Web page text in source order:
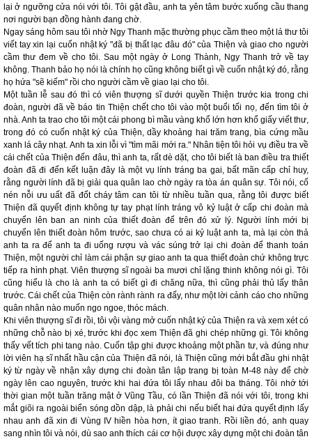
lại ở ngưỡng cửa nói với tôi. Tôi gật đầu, anh ta yên tâm bước xuống cầu thang
nơi người bạn đồng hành đang chờ.
Ngay sáng hôm sau tôi nhờ Ngy Thanh mặc thường phục cầm theo một lá thư tôi
viết tay xin lại cuốn nhật ký "đã bị thất lạc đâu đó" của Thiện và giao cho người
cầm thư đem về cho tôi. Sau một ngày ở Long Thành, Ngy Thanh trở về tay
không. Thanh bảo họ nói là chính họ cũng không biết gì về cuốn nhật ký đó, rằng
họ hứa "sẽ kiếm" rồi cho người cầm về giao lại cho tôi.
Một tuần lễ sau đó thì có viên thượng sĩ dưới quyền Thiện trước kia trong chi
đoàn, người đã về báo tin Thiện chết cho tôi vào một buổi tối nọ, đến tìm tôi ở
nhà. Anh ta trao cho tôi một cái phong bì mầu vàng khổ lớn hơn khổ giấy viết thư,
trong đó có cuốn nhật ký của Thiện, dầy khoảng hai trăm trang, bìa cứng mầu
xanh lá cây nhạt. Anh ta xin lỗi vì "tìm mãi mới ra." Nhân tiện tôi hỏi vụ điều tra về
cái chết của Thiện đến đâu, thì anh ta, rất dè dặt, cho tôi biết là ban điều tra thiết
đoàn đã đi đến kết luận đây là một vụ lính tráng ba gai, bất mãn cấp chỉ huy,
rằng người lính đã bị giải qua quân lao chờ ngày ra tòa án quân sự. Tôi nói, cố
nén nỗi ưu uất đã đốt cháy tâm can tôi từ nhiều tuần qua, rằng tôi được biết
Thiện đã quyết định không tự tay phạt lính tráng vô kỷ luật ở cấp chi đoàn mà
chuyển lên ban an ninh của thiết đoàn để trên đó xử lý. Người lính mới bị
chuyển lên thiết đoàn hôm trước, sao chưa có ai kỷ luật anh ta, mà lại còn thả
anh ta ra để anh ta đi uống rượu và vác súng trở lại chi đoàn để thanh toán
Thiện, một người chỉ làm cái phận sự giao anh ta qua thiết đoàn chứ không trực
tiếp ra hình phạt. Viên thượng sĩ ngoài ba mươi chỉ lặng thinh không nói gì. Tôi
cũng hiểu là cho là anh ta có biết gì đi chăng nữa, thì cũng phải thủ lấy thân
trước. Cái chết của Thiện còn rành rành ra đấy, như một lời cảnh cáo cho những
quân nhân nào muốn ngo ngoe, thóc mách.
Khi viên thượng sĩ đi rồi, tôi vội vàng mở cuốn nhật ký của Thiện ra và xem xét có
những chỗ nào bị xé, trước khi đọc xem Thiện đã ghi chép những gì. Tôi không
thấy vết tích phi tang nào. Cuốn tập ghi được khoảng một phần tư, và đúng như
lời viên hạ sĩ nhất hầu cận của Thiện đã nói, là Thiện cũng mới bắt đầu ghi nhật
ký từ ngày về nhận xây dựng chi đoàn tân lập trang bị toàn M-48 này để chờ
ngày lên cao nguyên, trước khi hai đứa tôi lấy nhau đôi ba tháng. Tôi nhớ tới
thời gian một tuần trăng mật ở Vũng Tầu, có lần Thiện đã nói với tôi, trong khi
mắt giõi ra ngoài biển sóng dồn dập, là phải chi nếu biết hai đứa quyết định lấy
nhau anh đã xin đi Vùng IV hiền hòa hơn, ít giao tranh. Rồi liền đó, anh quay
sang nhìn tôi và nói, dù sao anh thích cái cơ hội được xây dựng một chi đoàn tân